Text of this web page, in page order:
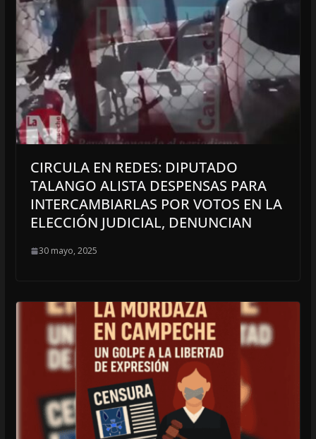
CIRCULA EN REDES: DIPUTADO
TALANGO ALISTA DESPENSAS PARA
INTERCAMBIARLAS POR VOTOS EN LA
ELECCIÓN JUDICIAL, DENUNCIAN
30 mayo, 2025